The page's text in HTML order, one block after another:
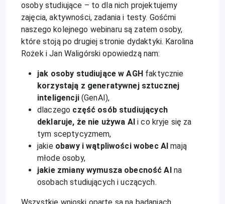
osoby studiujące – to dla nich projektujemy
zajęcia, aktywności, zadania i testy. Gośćmi
naszego kolejnego webinaru są zatem osoby,
które stoją po drugiej stronie dydaktyki. Karolina
Rożek i Jan Waligórski opowiedzą nam:
jak osoby studiujące w AGHfaktycznie
korzystają z generatywnej sztucznej
inteligencji(GenAI),
dlaczego część osób studiujących
deklaruje, że nie używa AIi co kryje się za
tym sceptycyzmem,
jakie obawy i wątpliwości wobec AI mają
młode osoby,
jakie zmiany wymusza obecność AIna
osobach studiujących i uczących.